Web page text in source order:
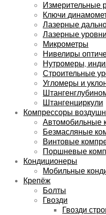
Измерительные
Ключи
Лазерные
Лазерные
Микрометры
Нивелиры
Нутромеры,
Строительные
Угломеры и
Штангенциркули
Компрессоры
Автомобильные
Безмасляные
Винтовые
Поршневые
Кондиционеры
Мобильные
Крепёж
Болты
Гвозди
Гвозди